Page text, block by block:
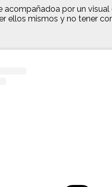
acompañadoa por un
ellos mismos y no tener